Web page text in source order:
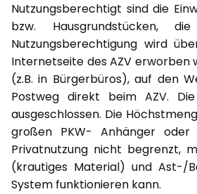
Nutzungsberechtigt sind die
bzw. Hausgrundstücken,
Nutzungsberechtigung wird
Internetseite des AZV erworben
(z.B. in Bürgerbüros), auf den
Postweg direkt beim AZV.
ausgeschlossen. Die
großen PKW- Anhänger
Privatnutzung nicht begrenzt,
(krautiges Material) und Ast-/
System funktionieren kann.